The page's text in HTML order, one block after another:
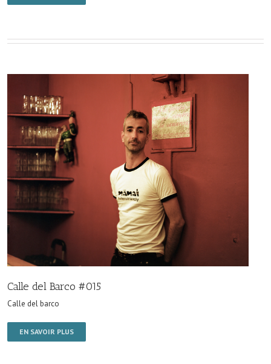
Calle del Barco #015
Calle del barco
EN SAVOIR PLUS